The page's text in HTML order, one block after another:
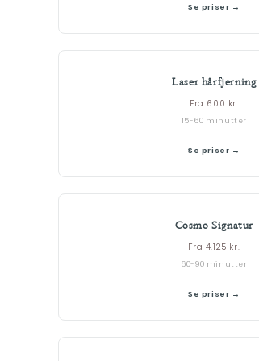
Se priser →
Laser hårfjerning
Fra 600 kr.
15-60 minutter
Se priser →
Cosmo Signatur
Fra 4.125 kr.
60-90 minutter
Se priser →